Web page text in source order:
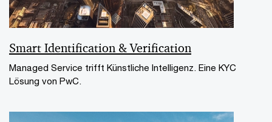
Smart Identification & Verification
Managed Service trifft Künstliche Intelligenz. Eine KYC
Lösung von PwC.